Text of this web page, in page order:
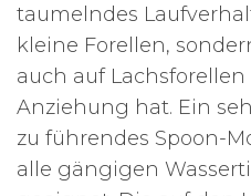
taumelndes
kleine Forellen,
auch auf
Anziehung hat. Ein
zu führendes Spoon-
alle gängigen